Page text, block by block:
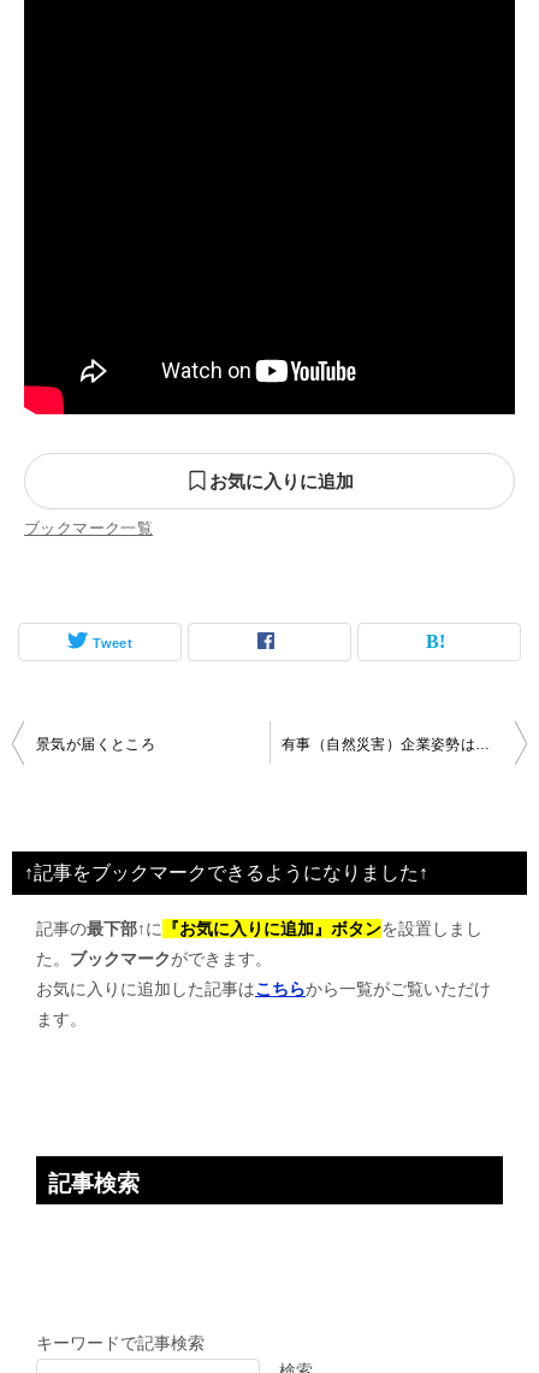
お気に入りに追加
ブックマーク一覧
Tweet
投
ビ
ゲ
景気が届くところ
↑記事をブックマークできるようになりました↑
記事の最下部↑に 『お気に入りに追加』ボタンを設置しまし
た。 ブックマークができます。
お気に入りに追加した記事はこちらから一覧がご覧いただけ
ます。
記事検索
キーワードで記事検索